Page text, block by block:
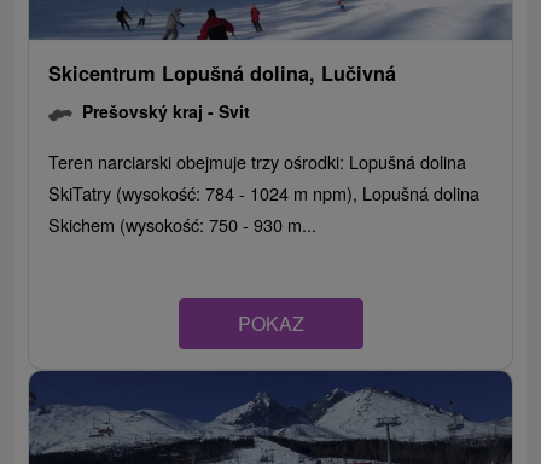
Skicentrum Lopušná dolina, Lučivná
Prešovský kraj -Svit
Teren narciarski obejmuje trzy ośrodki: Lopušná dolina
SkiTatry (wysokość: 784 - 1024 m npm), Lopušná dolina
Skichem (wysokość: 750 - 930 m...
POKAZ